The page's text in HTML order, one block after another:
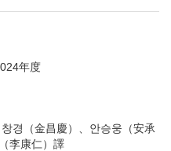
年度
경（金昌慶）、안승웅（安承
李康仁）譯